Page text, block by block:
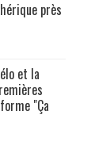
près
et la
"Ça